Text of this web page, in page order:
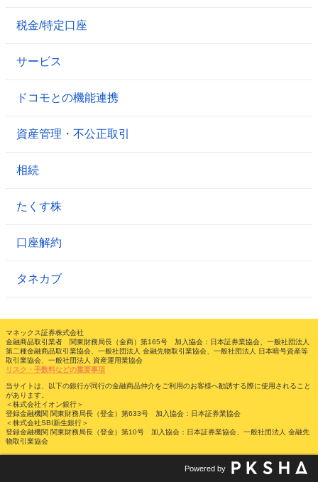
税金/特定口座
サービス
ドコモとの機能連携
資産管理・不公正取引
相続
たくす株
口座解約
タネカブ
マネックス証券株式会社
金融商品取引業者 関東財務局長（金商）第165号 加入協会：日本証券業協会、一般社団法人
第二種金融商品取引業協会、一般社団法人 金融先物取引業協会、一般社団法人 日本暗号資産等
取引業協会、一般社団法人 資産運用業協会
リスク・手数料などの重要事項
当サイトは、以下の銀行が同行の金融商品仲介をご利用のお客様へ勧誘する際に使用されること
があります。
＜株式会社イオン銀行＞
登録金融機関 関東財務局長（登金）第633号 加入協会：日本証券業協会
＜株式会社SBI新生銀行＞
登録金融機関 関東財務局長（登金）第10号 加入協会：日本証券業協会、一般社団法人 金融先
物取引業協会
Powered by